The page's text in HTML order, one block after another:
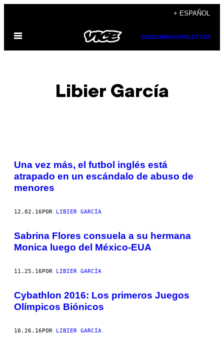
contenido
+ ESPAÑOL
Abrir
SUBSCRIBENEWSLETTER
Libier García
POSTS
BY
THIS
AUTHOR
Una vez más, el futbol inglés está
atrapado en un escándalo de abuso de
menores
12.02.16POR LIBIER GARCÍA
Sabrina Flores consuela a su hermana
Monica luego del México-EUA
11.25.16POR LIBIER GARCÍA
​Cybathlon 2016: Los primeros Juegos
Olímpicos Biónicos
10.26.16POR LIBIER GARCÍA